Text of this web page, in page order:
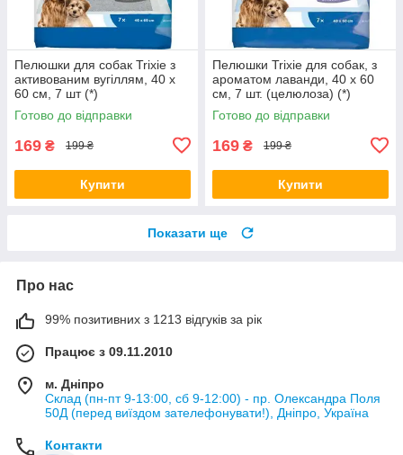
Пелюшки для собак Trixie з
активованим вугіллям, 40 х
60 см, 7 шт (*)
Готово до відправки
169 ₴ 199 ₴
Купити
Пелюшки Trixie для собак, з
ароматом лаванди, 40 x 60
см, 7 шт. (целюлоза) (*)
Готово до відправки
169 ₴ 199 ₴
Купити
Показати ще
Про нас
99% позитивних з 1213 відгуків за рік
Працює з 09.11.2010
м. Дніпро
Склад (пн-пт 9-13:00, сб 9-12:00) - пр. Олександра Поля
50Д (перед виїздом зателефонувати!), Дніпро, Україна
Контакти